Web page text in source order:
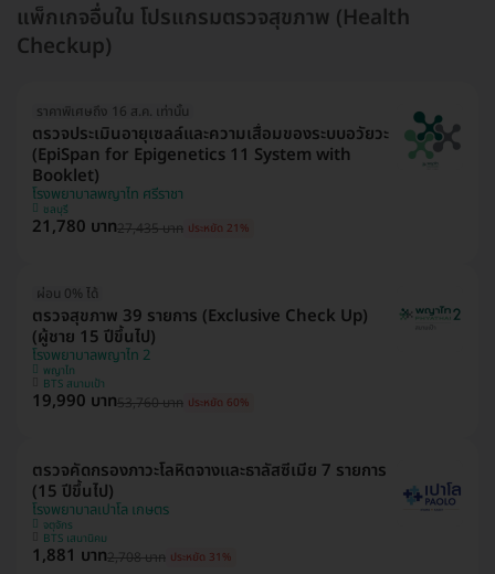
แพ็กเกจอื่นใน โปรแกรมตรวจสุขภาพ (Health
Checkup)
ราคาพิเศษถึง 16 ส.ค. เท่านั้น
ตรวจประเมินอายุเซลล์และความเสื่อมของระบบอวัยวะ
(EpiSpan for Epigenetics 11 System with
Booklet)
โรงพยาบาลพญาไท ศรีราชา
ชลบุรี
21,780 บาท27,435 บาท ประหยัด 21%
ผ่อน 0% ได้
ตรวจสุขภาพ 39 รายการ (Exclusive Check Up)
(ผู้ชาย 15 ปีขึ้นไป)
โรงพยาบาลพญาไท 2
พญาไท
BTS สนามเป้า
19,990 บาท53,760 บาท ประหยัด 60%
ตรวจคัดกรองภาวะโลหิตจางและธาลัสซีเมีย 7 รายการ
(15 ปีขึ้นไป)
โรงพยาบาลเปาโล เกษตร
จตุจักร
BTS เสนานิคม
1,881 บาท2,708 บาท ประหยัด 31%